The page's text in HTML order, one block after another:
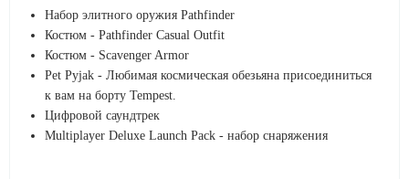
Набор элитного оружия Pathfinder
Костюм - Pathfinder Casual Outfit
Костюм - Scavenger Armor
Pet Pyjak - Любимая космическая обезьяна присоединиться
к вам на борту Tempest.
Цифровой саундтрек
Multiplayer Deluxe Launch Pack - набор снаряжения